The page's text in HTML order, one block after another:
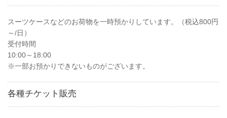
スーツケースなどのお荷物を一時預かりしています。（税込800円
～/日）
受付時間
10:00～18:00
※一部お預かりできないものがございます。
各種チケット販売